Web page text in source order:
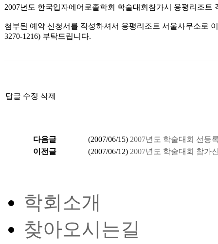
2007년도 한국입자에어로졸학회 학술대회참가시 용평리조
첨부된 예약 신청서를 작성하셔서 용평리조트 서울사무소로
3270-1216) 부탁드립니다.
답글 수정 삭제
다음글 (2007/06/15) 2007년도 학술대회 선등
이전글
(2007/06/12) 2007년도 학술대회 참가
학회소개
찾아오시는길